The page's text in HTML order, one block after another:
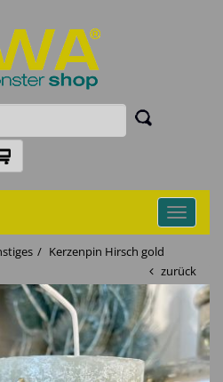
Toggle
Kerzenpin Hirsch gold
zurück